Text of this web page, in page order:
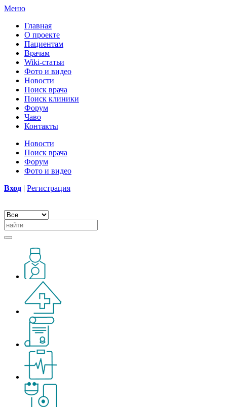
Меню
Главная
О проекте
Пациентам
Врачам
Wiki-статьи
Фото и видео
Новости
Поиск врача
Поиск клиники
Форум
Чаво
Контакты
Новости
Поиск врача
Форум
Фото и видео
Вход | Регистрация